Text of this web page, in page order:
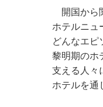
開国から
ホテルニュ
どんなエピ
黎明期のホ
支える人々
ホテルを通